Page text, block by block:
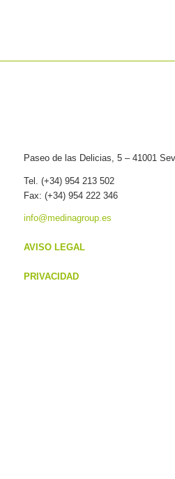
Paseo de las Delicias, 5 – 41001
Tel. (+34) 954 213 502
Fax: (+34) 954 222 346
info@medinagroup.es
AVISO LEGAL
PRIVACIDAD